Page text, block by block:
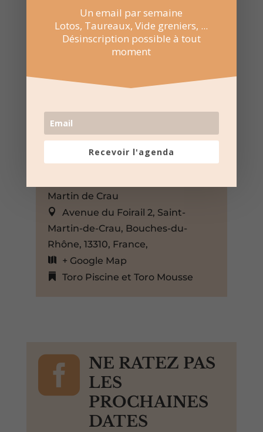
2 Août 2025
21:30 au 23:30
Martin de Crau
Avenue du Foirail 2, Saint-
Martin-de-Crau, Bouches-du-
Rhône, 13310, France,
+ Google Map
Toro Piscine et Toro Mousse

NE RATEZ PAS
LES
PROCHAINES
DATES
Un email par semaine
Lotos, Taureaux, Vide greniers, ...
Désinscription possible à tout
moment
Recevoir l'agenda